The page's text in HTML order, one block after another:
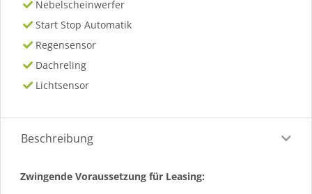
Nebelscheinwerfer
Start Stop Automatik
Regensensor
Dachreling
Lichtsensor
Beschreibung
Zwingende Voraussetzung für Leasing: